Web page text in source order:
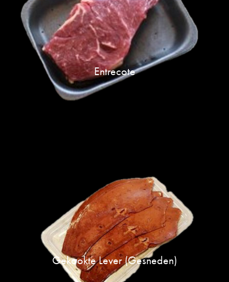
Entrecote
Gekookte Lever (gesneden)